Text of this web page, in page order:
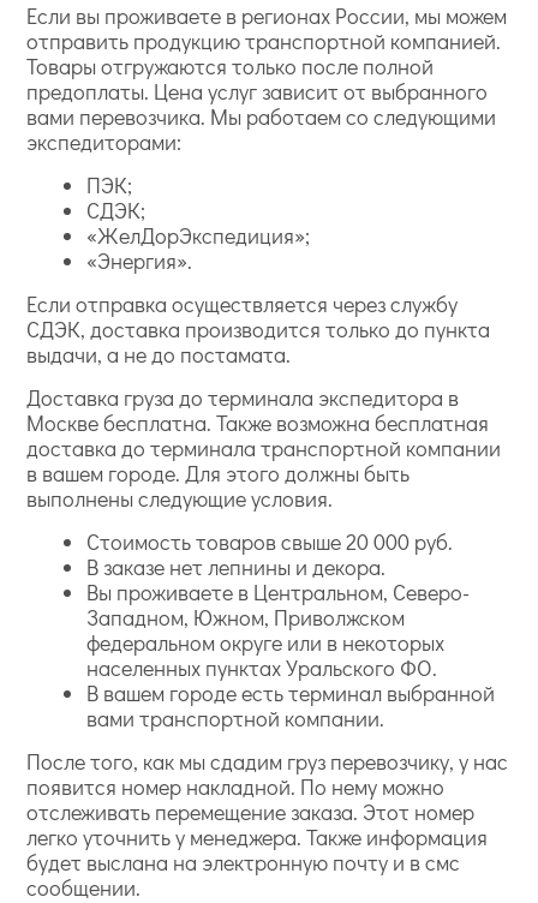
Если вы проживаете в регионах России, мы можем
отправить продукцию транспортной компанией.
Товары отгружаются только после полной
предоплаты. Цена услуг зависит от выбранного
вами перевозчика. Мы работаем со следующими
экспедиторами:
ПЭК;
СДЭК;
«ЖелДорЭкспедиция»;
«Энергия».
Если отправка осуществляется через службу
СДЭК, доставка производится только до пункта
выдачи, а не до постамата.
Доставка груза до терминала экспедитора в
Москве бесплатна. Также возможна бесплатная
доставка до терминала транспортной компании
в вашем городе. Для этого должны быть
выполнены следующие условия.
Стоимость товаров свыше 20 000 руб.
В заказе нет лепнины и декора.
Вы проживаете в Центральном, Северо-
Западном, Южном, Приволжском
федеральном округе или в некоторых
населенных пунктах Уральского ФО.
В вашем городе есть терминал выбранной
вами транспортной компании.
После того, как мы сдадим груз перевозчику, у нас
появится номер накладной. По нему можно
отслеживать перемещение заказа. Этот номер
легко уточнить у менеджера. Также информация
будет выслана на электронную почту и в смс
сообщении.